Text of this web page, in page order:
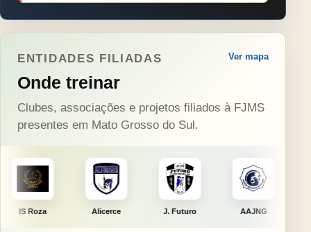
ENTIDADES FILIADAS
Onde treinar
Ver mapa
Clubes, associações e projetos filiados à FJMS
presentes em Mato Grosso do Sul.
Alicerce J. Futuro AAJNG TSURU